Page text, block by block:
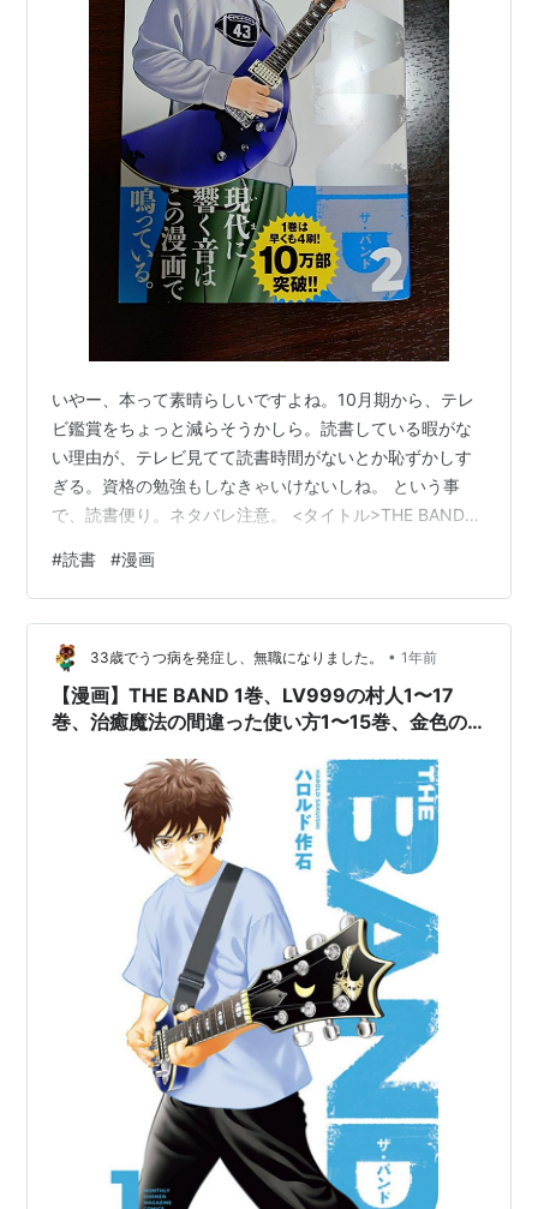
いやー、本って素晴らしいですよね。10月期から、テレ
ビ鑑賞をちょっと減らそうかしら。読書している暇がな
い理由が、テレビ見てて読書時間がないとか恥ずかしす
ぎる。資格の勉強もしなきゃいけないしね。 という事
で、読書便り。ネタバレ注意。 <タイトル>THE BAND2
スミン）のバンド（ドラカリス）に誘われた友平。元の
ギタリストが抜けた後のサポートメンバーとしてライブ
に出ます。が、高校で入ろうとしていた軽音部はライブ
ハウス禁止という事で入部できないことになってしまい
ます。初ライブは弦を切ったりして散々な結果に終わり
ます。友平と親友の眞太朗（マタ…
#読書 #漫画
33歳でうつ病を発症し、無職になりました。 • 1年前
【漫画】THE BAND 1巻、LV999の村人1〜17
巻、治癒魔法の間違った使い方1〜15巻、金色の